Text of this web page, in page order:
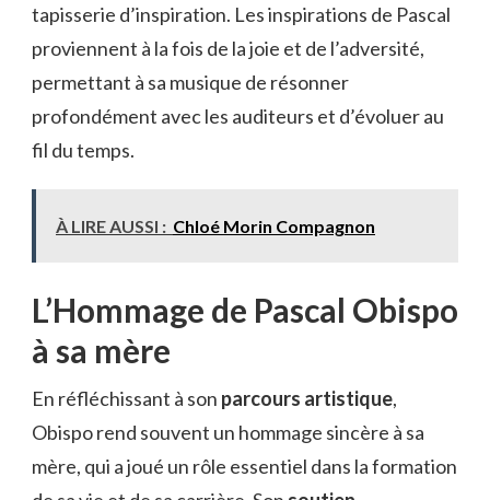
tapisserie d’inspiration. Les inspirations de Pascal
proviennent à la fois de la joie et de l’adversité,
permettant à sa musique de résonner
profondément avec les auditeurs et d’évoluer au
fil du temps.
À LIRE AUSSI : Chloé Morin Compagnon
L’Hommage de Pascal Obispo
à sa mère
En réfléchissant à son parcours artistique,
Obispo rend souvent un hommage sincère à sa
mère, qui a joué un rôle essentiel dans la formation